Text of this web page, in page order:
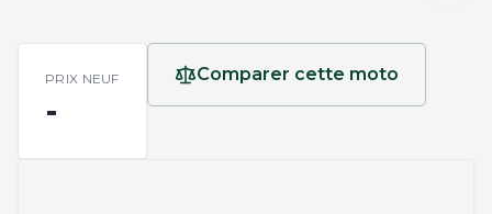
PRIX NEUF
-
Comparer cette moto